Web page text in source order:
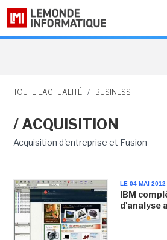
TOUTE L'ACTUALITÉ / BUSINESS
/ ACQUISITION
Acquisition d'entreprise et Fusion
LE 04 MAI 2012
IBM
d'analyse